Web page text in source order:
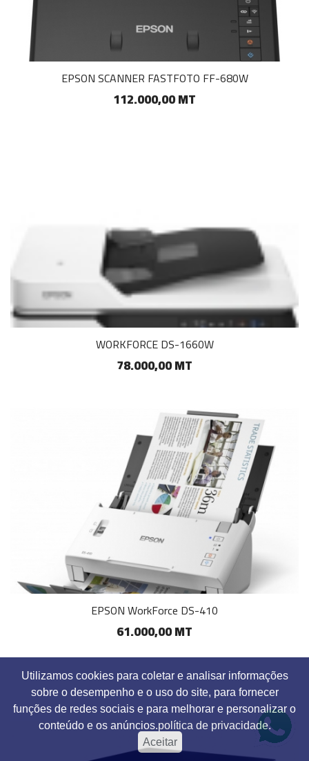
Utilizamos cookies para coletar e analisar informações
sobre o desempenho e o uso do site, para fornecer
funções de redes sociais e para melhorar e personalizar o
conteúdo e os anúncios.política de privacidade.
Aceitar
EPSON SCANNER FASTFOTO FF-680W
112.000,00 MT
WORKFORCE DS-1660W
78.000,00 MT
EPSON WorkForce DS-410
61.000,00 MT